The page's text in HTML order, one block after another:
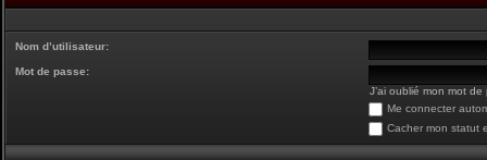
Nom d’utilisateur:
Mot de passe:
J’ai oublié mon mot de
Me connecter
Cacher mon statut